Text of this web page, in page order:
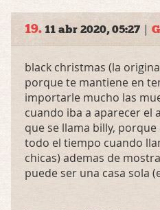
19. 11 abr 2020, 05:27 |
black christmas (la
porque te mantiene en
importarle mucho las
cuando iba a aparecer el
que se llama billy,
todo el tiempo cuando
chicas) ademas de
puede ser una casa sola